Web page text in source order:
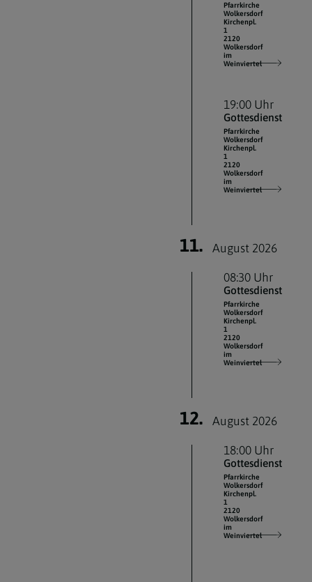
Pfarrkirche
Wolkersdorf
Kirchenpl.
1
2120
Wolkersdorf
im
Weinviertel
19:00 Uhr
Gottesdienst
Pfarrkirche
Wolkersdorf
Kirchenpl.
1
2120
Wolkersdorf
im
Weinviertel
11. August 2026
08:30 Uhr
Gottesdienst
Pfarrkirche
Wolkersdorf
Kirchenpl.
1
2120
Wolkersdorf
im
Weinviertel
12. August 2026
18:00 Uhr
Gottesdienst
Pfarrkirche
Wolkersdorf
Kirchenpl.
1
2120
Wolkersdorf
im
Weinviertel